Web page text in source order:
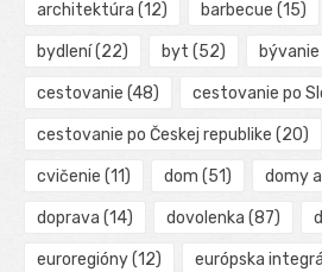
architektúra (12) barbecue (15)
bydlení(22) byt (52) bývanie
cestovanie (48) cestovanie po
cestovanie po Českej republike (20)
cvičenie (11) dom (51) domy
doprava (14) dovolenka (87)
euroregióny(12) európska